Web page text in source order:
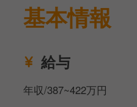
＜お任せする業務＞
■ホール業務
・お席へのご案内、レジ対
基本情報
給与
年収/387~422万円